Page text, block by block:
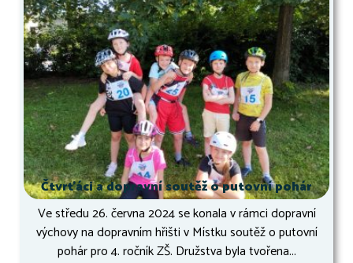
Čtvrťáci a dopravní soutěž o putovní pohár
Ve středu 26. června 2024 se konala v rámci dopravní
výchovy na dopravním hřišti v Místku soutěž o putovní
pohár pro 4. ročník ZŠ. Družstva byla tvořena...